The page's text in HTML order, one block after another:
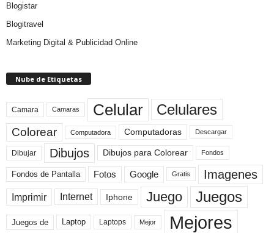
Blogistar
Blogitravel
Marketing Digital & Publicidad Online
Nube de Etiquetas
Camara Camaras Celular Celulares
Colorear Computadora Computadoras Descargar
Dibujar Dibujos Dibujos para Colorear Fondos
Fondos de Pantalla Fotos Google Gratis Imagenes
Imprimir Internet Iphone Juego Juegos
Juegos de Laptop Laptops Mejor Mejores